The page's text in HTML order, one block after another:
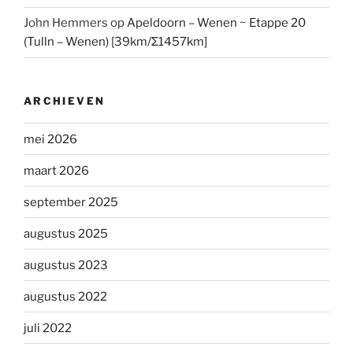
John Hemmers opApeldoorn – Wenen ~ Etappe 20
(Tulln – Wenen) [39km/Σ1457km]
ARCHIEVEN
mei 2026
maart 2026
september 2025
augustus 2025
augustus 2023
augustus 2022
juli 2022